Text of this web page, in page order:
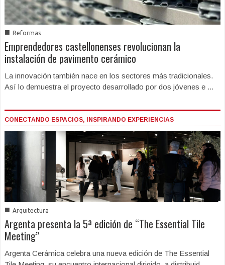
■ Reformas
Emprendedores castellonenses revolucionan la
instalación de pavimento cerámico
La innovación también nace en los sectores más tradicionales.
Así lo demuestra el proyecto desarrollado por dos jóvenes e ...
CONECTANDO ESPACIOS, INSPIRANDO EXPERIENCIAS
■ Arquitectura
Argenta presenta la 5ª edición de “The Essential Tile
Meeting”
Argenta Cerámica celebra una nueva edición de The Essential